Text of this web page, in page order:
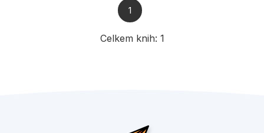
Celkem knih: 1
1